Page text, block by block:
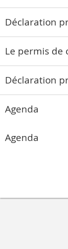
Déclaration
Le permis de
Déclaration
Agenda
Agenda